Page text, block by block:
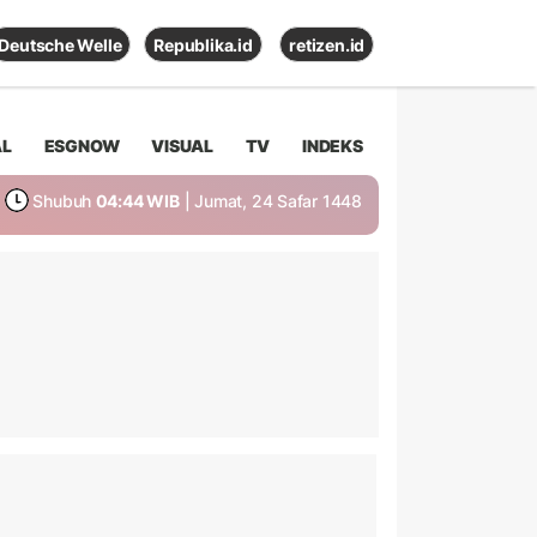
Deutsche Welle Republika.id retizen.id
ESGNOW VISUAL TV INDEKS
Shubuh 04:44 WIB | Jumat, 24 Safar 1448